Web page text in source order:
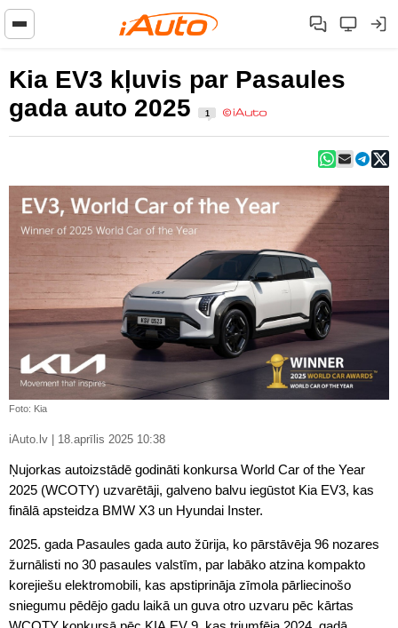
Kia EV3 kļuvis par Pasaules
gada auto 2025
1
Foto: Kia
iAuto.lv | 18.aprīlis 2025 10:38
Ņujorkas autoizstādē godināti konkursa World Car of the Year
2025 (WCOTY) uzvarētāji, galveno balvu iegūstot Kia EV3, kas
finālā apsteidza BMW X3 un Hyundai Inster.
2025. gada Pasaules gada auto žūrija, ko pārstāvēja 96 nozares
žurnālisti no 30 pasaules valstīm, par labāko atzina kompakto
korejiešu elektromobili, kas apstiprināja zīmola pārliecinošo
sniegumu pēdējo gadu laikā un guva otro uzvaru pēc kārtas